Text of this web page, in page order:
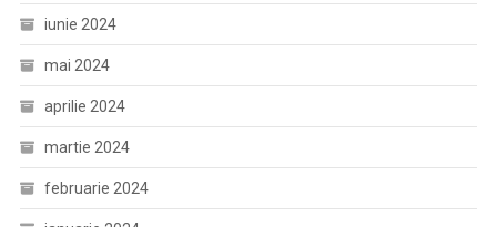
iunie 2024
mai 2024
aprilie 2024
martie 2024
februarie 2024